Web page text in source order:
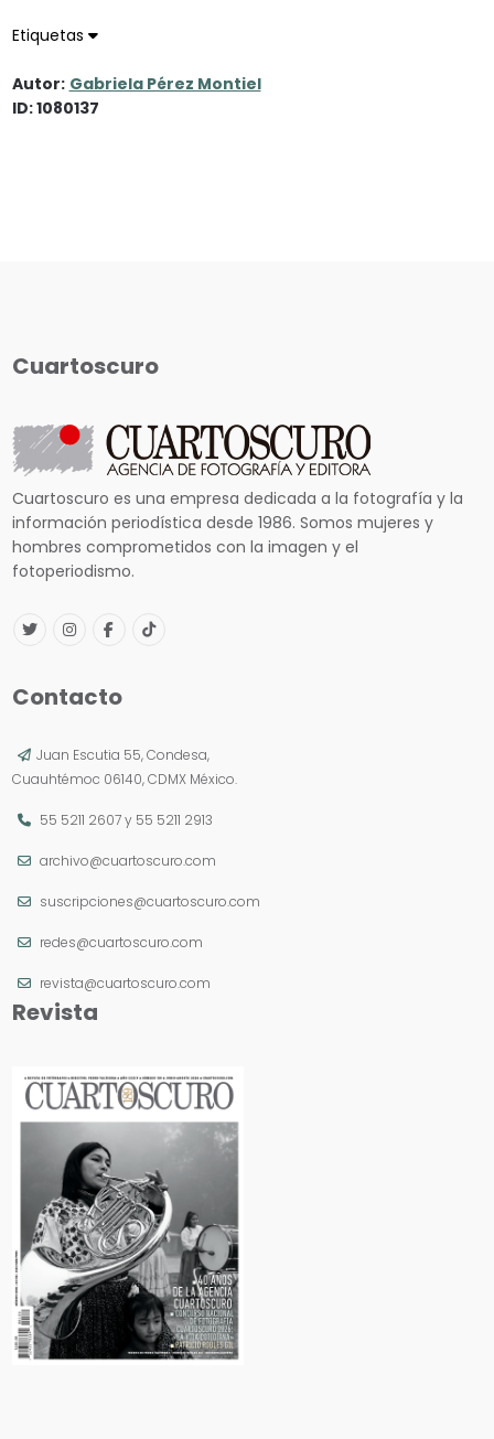
Etiquetas
Autor: Gabriela Pérez Montiel
ID: 1080137
Cuartoscuro
Cuartoscuro es una empresa dedicada a la fotografía y la
información periodística desde 1986. Somos mujeres y
hombres comprometidos con la imagen y el
fotoperiodismo.
Contacto
Juan Escutia 55, Condesa,
Cuauhtémoc 06140, CDMX México.
55 5211 2607y 55 5211 2913
archivo@cuartoscuro.com
suscripciones@cuartoscuro.com
redes@cuartoscuro.com
revista@cuartoscuro.com
Revista